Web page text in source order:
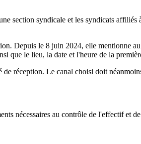
section syndicale et les syndicats
Depuis le 8 juin 2024, elle mentionne
que le lieu, la date et l'heure de la
réception. Le canal choisi doit
nécessaires au contrôle de l'effectif et